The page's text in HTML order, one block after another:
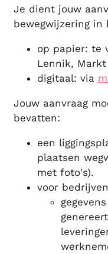
Je dient jouw
bewegwijzering
op papier: te
Lennik, Markt
digitaal: via
Jouw aanvraag
bevatten:
een
plaatsen
met foto's).
voor